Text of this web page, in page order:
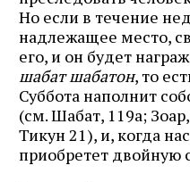
Но если в течение
надлежащее место,
его, и он будет
шабат шабатон, то
Суббота наполнит
(см. Шабат, 119а;
Тикун 21), и, когда
приобретет двойную